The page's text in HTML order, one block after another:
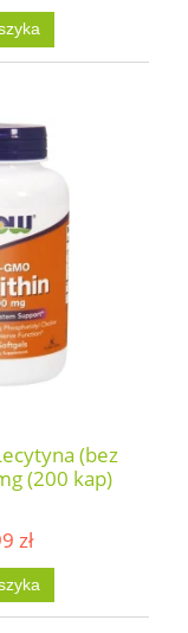
(bez
(200 kap)
zł